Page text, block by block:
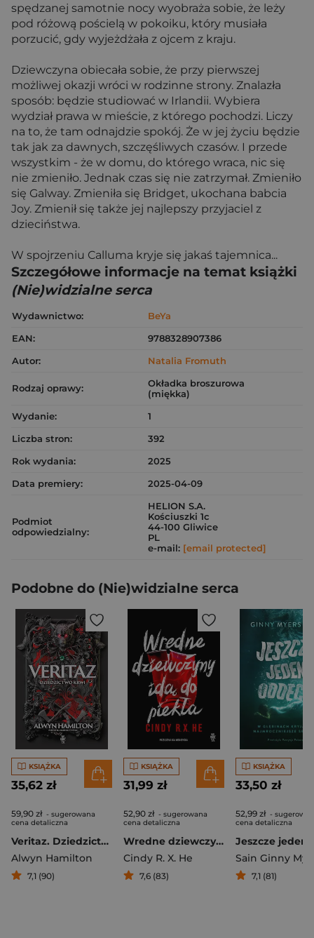
spędzanej samotnie nocy wyobraża sobie, że leży
pod różową pościelą w pokoiku, który musiała
porzucić, gdy wyjeżdżała z ojcem z kraju.
Dziewczyna obiecała sobie, że przy pierwszej
możliwej okazji wróci w rodzinne strony. Znalazła
sposób: będzie studiować w Irlandii. Wybiera
wydział prawa w mieście, z którego pochodzi. Liczy
na to, że tam odnajdzie spokój. Że w jej życiu będzie
tak jak za dawnych, szczęśliwych czasów. I przede
wszystkim - że w domu, do którego wraca, nic się
nie zmieniło. Jednak czas się nie zatrzymał. Zmieniło
się Galway. Zmieniła się Bridget, ukochana babcia
Joy. Zmienił się także jej najlepszy przyjaciel z
dzieciństwa.
W spojrzeniu Calluma kryje się jakaś tajemnica...
Szczegółowe informacje na temat książki
(Nie)widzialne serca
Wydawnictwo:
BeYa
EAN:
9788328907386
Autor:
Natalia Fromuth
Rodzaj oprawy:
Okładka broszurowa
(miękka)
Wydanie:
1
Liczba stron:
392
Rok wydania:
2025
Data premiery:
2025-04-09
Podmiot
odpowiedzialny:
HELION S.A.
Kościuszki 1c
44-100 Gliwice
PL
e-mail: [email protected]
Podobne do (Nie)widzialne serca
KSIĄŻKA
35,62 zł
59,90 zł - sugerowana
cena detaliczna
Veritaz. Dziedzictwo krwi
Alwyn Hamilton
7,1 (90)
KSIĄŻKA
31,99 zł
52,90 zł - sugerowana
cena detaliczna
Wredne dziewczyny idą do piekła
Cindy R. X. He
7,6 (83)
KSIĄŻKA
33,50 zł
52,99 zł -
cena detaliczna
Sain Ginny
7,1 (81)